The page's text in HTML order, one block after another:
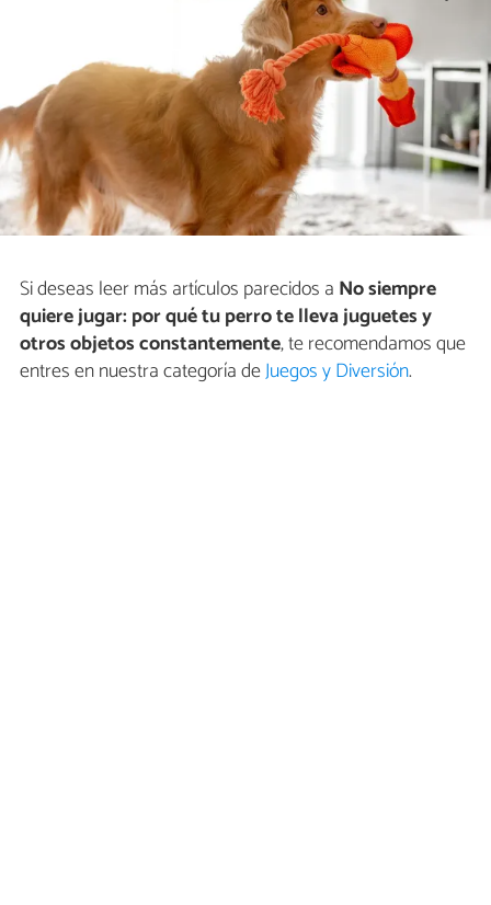
Si deseas leer más artículos parecidos a No siempre
quiere jugar: por qué tu perro te lleva juguetes y
otros objetos constantemente, te recomendamos que
entres en nuestra categoría deJuegos y Diversión.